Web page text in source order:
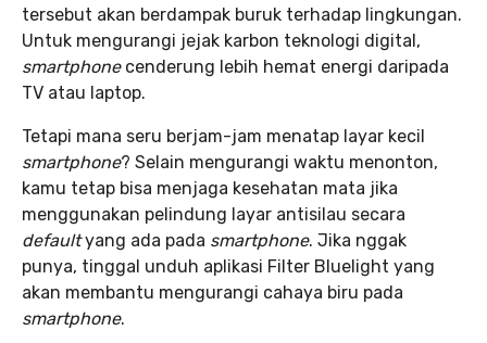
tersebut akan berdampak buruk terhadap lingkungan.
Untuk mengurangi jejak karbon teknologi digital,
smartphone cenderung lebih hemat energi daripada
TV atau laptop.
Tetapi mana seru berjam-jam menatap layar kecil
smartphone? Selain mengurangi waktu menonton,
kamu tetap bisa menjaga kesehatan mata jika
menggunakan pelindung layar antisilau secara
defaultyang ada pada smartphone. Jika nggak
punya, tinggal unduh aplikasi Filter Bluelight yang
akan membantu mengurangi cahaya biru pada
smartphone.